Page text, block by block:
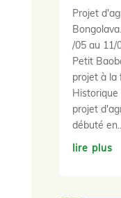
Projet
/05 au 11/
Petit
projet à la
projet
débuté
lire plus